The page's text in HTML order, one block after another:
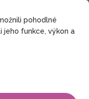
pohodlné
jeho funkce, výkon a
na nás